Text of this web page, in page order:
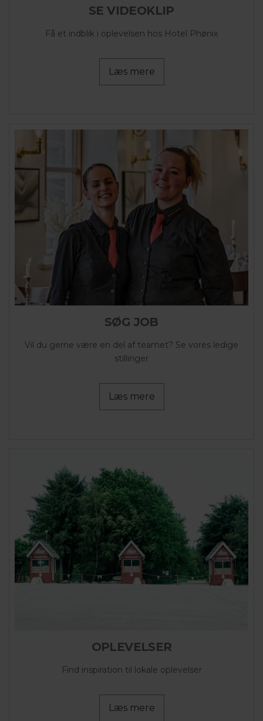
SE VIDEOKLIP
Få et indblik i oplevelsen hos Hotel Phønix
Læs mere
SØG JOB
Vil du gerne være en del af teamet? Se vores ledige
stillinger
Læs mere
OPLEVELSER
Find inspiration til lokale oplevelser
Læs mere